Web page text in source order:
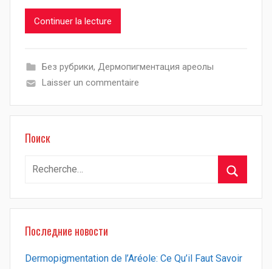
Continuer la lecture
Без рубрики, Дермопигментация ареолы
Laisser un commentaire
Поиск
Recherche
:
Последние новости
Dermopigmentation de l’Aréole: Ce Qu’il Faut Savoir